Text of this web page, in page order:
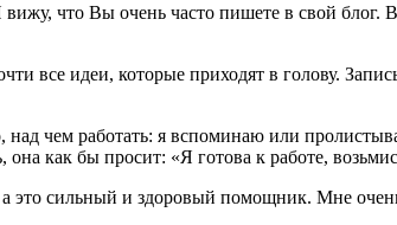
что Вы очень часто пишете в свой блог.
все идеи, которые приходят в голову.
чем работать: я вспоминаю или
она как бы просит: «Я готова к работе,
это сильный и здоровый помощник. Мне